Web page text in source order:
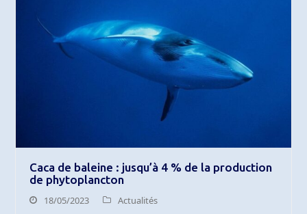
Caca de baleine : jusqu’à 4 % de la production
de phytoplancton
18/05/2023 Actualités